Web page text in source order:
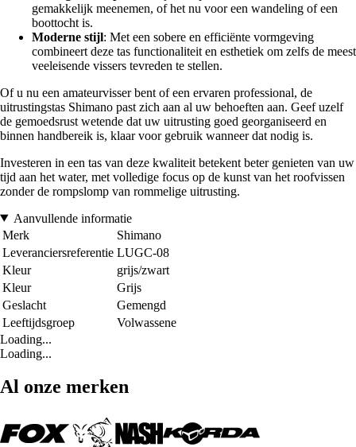
gemakkelijk meenemen, of het nu voor een wandeling of een
boottocht is.
Moderne stijl: Met een sobere en efficiënte vormgeving
combineert deze tas functionaliteit en esthetiek om zelfs de meest
veeleisende vissers tevreden te stellen.
Of u nu een amateurvisser bent of een ervaren professional, de
uitrustingstas Shimano past zich aan al uw behoeften aan. Geef uzelf
de gemoedsrust wetende dat uw uitrusting goed georganiseerd en
binnen handbereik is, klaar voor gebruik wanneer dat nodig is.
Investeren in een tas van deze kwaliteit betekent beter genieten van uw
tijd aan het water, met volledige focus op de kunst van het roofvissen
zonder de rompslomp van rommelige uitrusting.
Aanvullende informatie
Merk
Shimano
Leveranciersreferentie LUGC-08
Kleur
grijs/zwart
Kleur
Grijs
Geslacht
Gemengd
Leeftijdsgroep
Volwassene
Loading...
Loading...
Al onze merken